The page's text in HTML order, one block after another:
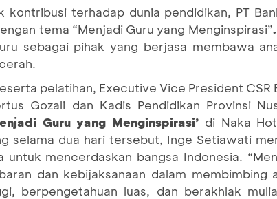
kontribusi terhadap dunia pendidikan, PT
tema “Menjadi Guru yang Menginspirasi”.
sebagai pihak yang berjasa membawa
pelatihan, Executive Vice President CSR
Gozali dan Kadis Pendidikan Provinsi
Guru yang Menginspirasi’ di Naka
selama dua hari tersebut, Inge Setiawati
mencerdaskan bangsa Indonesia.
dan kebijaksanaan dalam membimbing
berpengetahuan luas, dan berakhlak